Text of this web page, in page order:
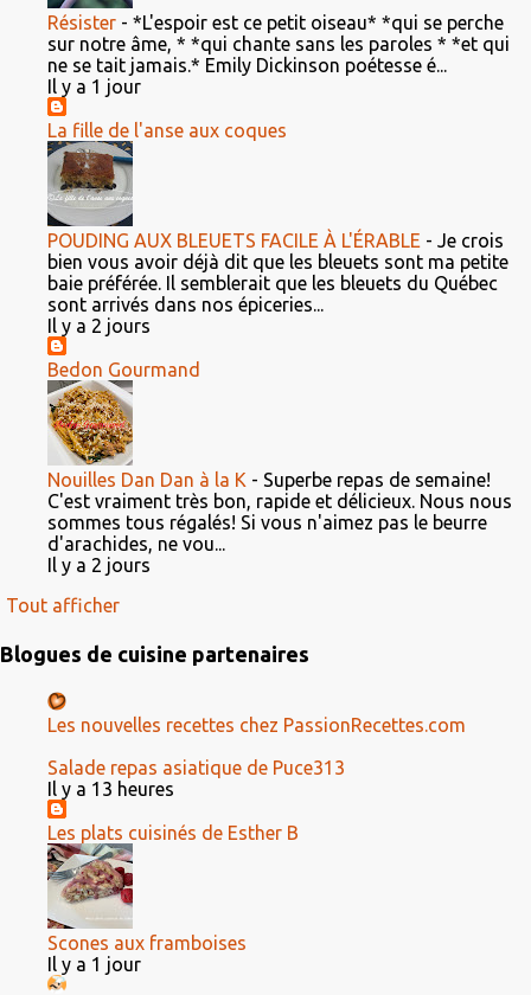
Résister - *L'espoir est ce petit oiseau* *qui se perche
sur notre âme, * *qui chante sans les paroles * *et qui
ne se tait jamais.* Emily Dickinson poétesse é...
Il y a 1 jour
La fille de l'anse aux coques
POUDING AUX BLEUETS FACILE À L'ÉRABLE - Je crois
bien vous avoir déjà dit que les bleuets sont ma petite
baie préférée. Il semblerait que les bleuets du Québec
sont arrivés dans nos épiceries...
Il y a 2 jours
Bedon Gourmand
Nouilles Dan Dan à la K - Superbe repas de semaine!
C'est vraiment très bon, rapide et délicieux. Nous nous
sommes tous régalés! Si vous n'aimez pas le beurre
d'arachides, ne vou...
Il y a 2 jours
Tout afficher
Blogues de cuisine partenaires
Les nouvelles recettes chez PassionRecettes.com
Salade repas asiatique de Puce313
Il y a 13 heures
Les plats cuisinés de Esther B
Scones aux framboises
Il y a 1 jour